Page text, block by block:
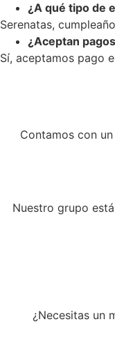
¿A qué tipo de
Serenatas,
¿Aceptan
Sí, aceptamos pago
Contamos con un
Nuestro grupo
¿Necesitas un